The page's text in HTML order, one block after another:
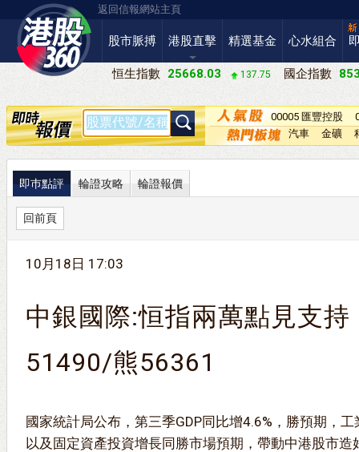
返回信報網站主頁
股市脈搏 港股直擊 精選基金 心水組合
恒生指數 25668.03 137.75 國企指數
00005 匯豐控股
汽車 金礦
即巿點評 輪證攻略 輪證報價
回前頁
10月18日 17:03
中銀國際:恒指兩萬點見支持
51490/熊56361
國家統計局公布，第三季GDP同比增4.6%，勝預期，
以及固定資產投資增長同勝市場預期，帶動中港股市造